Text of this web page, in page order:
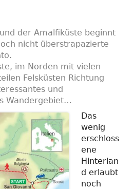
der Amalfiküste beginnt
nicht überstrapazierte
im Norden mit vielen
Felsküsten Richtung
und
Wandergebiet…
Das
wenig
erschloss
ene
Hinterlan
d erlaubt
noch